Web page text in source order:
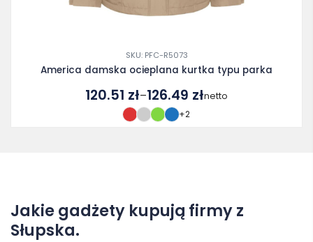
SKU: PFC-R5073
America damska ocieplana kurtka typu parka
120.51 zł–126.49 złnetto
+2
Jakie gadżety kupują firmy z
Słupska.